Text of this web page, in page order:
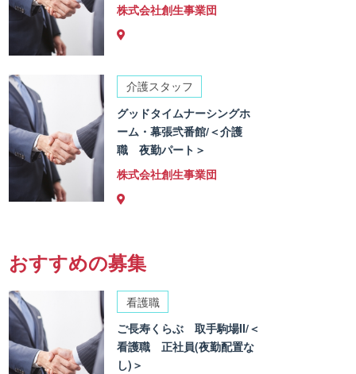
株式会社創生事業団
介護スタッフ
グッドタイムナーシングホ
ーム・幕張弐番館/＜介護
職 夜勤パート＞
株式会社創生事業団
おすすめの募集
看護職
ご長寿くらぶ 取手駒場II/＜
看護職 正社員(夜勤配置な
し)＞